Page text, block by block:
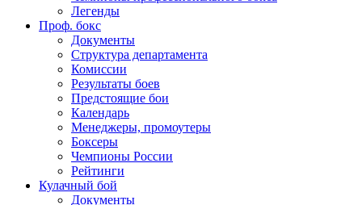
Легенды
Проф. бокс
Документы
Структура департамента
Комиссии
Результаты боев
Предстоящие бои
Календарь
Менеджеры, промоутеры
Боксеры
Чемпионы России
Рейтинги
Кулачный бой
Документы